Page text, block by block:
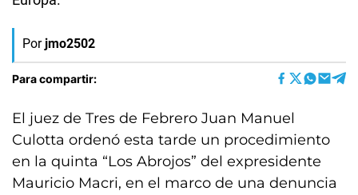
Por jmo2502
Para compartir:
El juez de Tres de Febrero Juan Manuel
Culotta ordenó esta tarde un procedimiento
en la quinta “Los Abrojos” del expresidente
Mauricio Macri, en el marco de una denuncia